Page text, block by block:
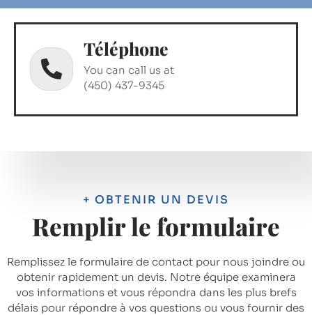
Téléphone
You can call us at
(450) 437-9345
+ OBTENIR UN DEVIS
Remplir le formulaire
Remplissez le formulaire de contact pour nous joindre ou
obtenir rapidement un devis. Notre équipe examinera
vos informations et vous répondra dans les plus brefs
délais pour répondre à vos questions ou vous fournir des